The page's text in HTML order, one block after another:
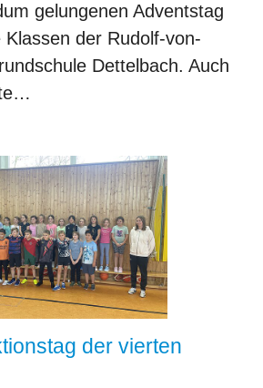
gelungenen Adventstag
der Rudolf-von-
Dettelbach. Auch
der vierten